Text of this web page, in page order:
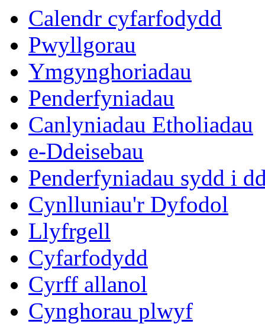
Calendr cyfarfodydd
Pwyllgorau
Ymgynghoriadau
Penderfyniadau
Canlyniadau Etholiadau
e-Ddeisebau
Penderfyniadau sydd i
Cynlluniau'r Dyfodol
Llyfrgell
Cyfarfodydd
Cyrff allanol
Cynghorau plwyf
eitem
8.
eitem
11.